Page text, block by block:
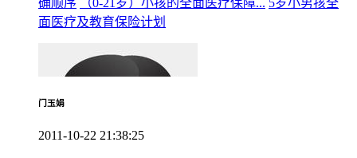
面医疗及教育保险计划
门玉娟
2011-10-22 21:38:25